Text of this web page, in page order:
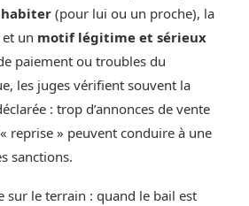
(pour lui ou un proche), la
et un motif légitime et sérieux
paiement ou troubles du
les juges vérifient souvent la
: trop d’annonces de vente
reprise » peuvent conduire à une
sanctions.
sur le terrain : quand le bail est